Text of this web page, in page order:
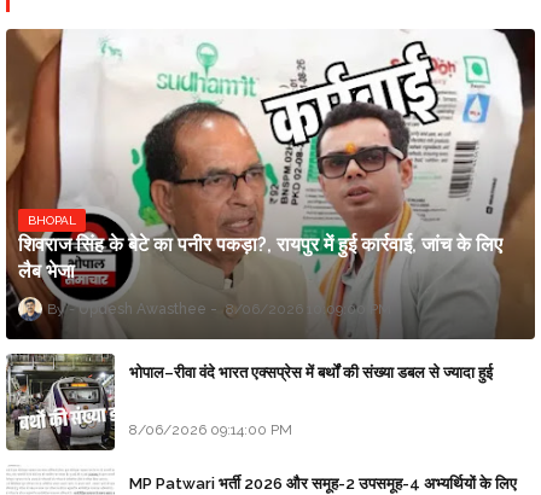
BHOPAL
शिवराज सिंह के बेटे का पनीर पकड़ा?, रायपुर में हुई कार्रवाई, जांच के लिए
लैब भेजा
Updesh Awasthee 8/06/2026 10:09:00 PM
भोपाल–रीवा वंदे भारत एक्सप्रेस में बर्थों की संख्या डबल से ज्यादा हुई
8/06/2026 09:14:00 PM
MP Patwari भर्ती 2026 और समूह-2 उपसमूह-4 अभ्यर्थियों के लिए